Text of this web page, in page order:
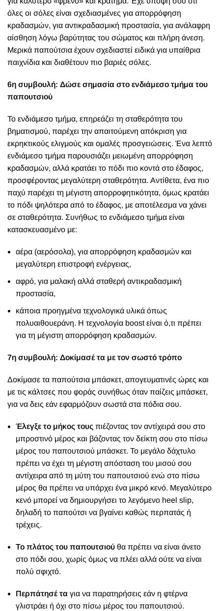
όλες οι σόλες είναι σχεδιασμένες για απορρόφηση
κραδασμών, για αντικραδασμική προστασία, για ανάλαφρη
αίσθηση λόγω βαρύτητας του σώματος και πλήρη άνεση.
Μερικά παπούτσια έχουν σχεδιαστεί ειδικά για υπαίθρια
παιχνίδια και διαθέτουν πιο βαριές σόλες.
6η συμβουλή: Δώσε σημασία στο ενδιάμεσο τμήμα του
παπουτσιού
Το ενδιάμεσο τμήμα, επηρεάζει τη σταθερότητα του
βηματισμού, παρέχει την απαιτούμενη απόκριση για
εκρηκτικούς ελιγμούς και ομαλές προσγειώσεις. Ένα λεπτό
ενδιάμεσο τμήμα παρουσιάζει μειωμένη απορρόφηση
κραδασμών, αλλά κρατάει το πόδι πιο κοντά στο έδαφος,
προσφέροντας μεγαλύτερη σταθερότητα. Αντίθετα, ένα πιο
παχύ παρέχει τη μέγιστη απορροφητικότητα, όμως κρατάει
το πόδι ψηλότερα από το έδαφος, με αποτέλεσμα να χάνει
σε σταθερότητα. Συνήθως το ενδιάμεσο τμήμα είναι
κατασκευασμένο με:
αέρα (αερόσολα), για απορρόφηση κραδασμών και
μεγαλύτερη επιστροφή ενέργειας,
αφρό, για μαλακή αλλά σταθερή αντικραδασμική
προστασία,
κάποια προηγμένα τεχνολογικά υλικά όπως
πολυαιθουεράνη. Η τεχνολογία boost είναι ό,τι πρέπει
για τη μέγιστη απορρόφηση κραδασμών.
7η συμβουλή: Δοκίμασέ τα με τον σωστό τρόπο
Δοκίμασε τα παπούτσια μπάσκετ, απογευματινές ώρες και
με τις κάλτσες που φοράς συνήθως όταν παίζεις μπάσκετ,
για να δεις εάν εφαρμόζουν σωστά στα πόδια σου.
Έλεγξε το μήκος τους πιέζοντας τον αντίχειρά σου στο
μπροστινό μέρος και βάζοντας τον δείκτη σου στο πίσω
μέρος του παπουτσιού μπάσκετ. Το μεγάλο δάχτυλο
πρέπει να έχει τη μέγιστη απόσταση του μισού σου
αντίχειρα από τη μύτη του παπουτσιού ενώ στο πίσω
μέρος θα πρέπει να υπάρχει ένα μικρό κενό. Μεγαλύτερο
κενό μπορεί να δημιουργήσει το λεγόμενο heel slip,
δηλαδή το παπούτσι να βγαίνει καθώς περπατάς ή
τρέχεις.
Το πλάτος του παπουτσιού θα πρέπει να είναι άνετο
στο πόδι σου, χωρίς όμως να πλέει αλλά ούτε να είναι
πολύ σφιχτό.
Περπάτησέ τα για να παρατηρήσεις εάν η φτέρνα
γλιστράει ή όχι στο πίσω μέρος του παπουτσιού.